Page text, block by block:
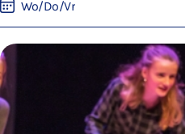
Wo/Do/Vr